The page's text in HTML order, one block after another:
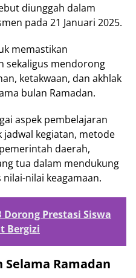
diunggah dalam
pada 21 Januari 2025.
memastikan
sekaligus mendorong
ketakwaan, dan akhlak
bulan Ramadan.
aspek pembelajaran
jadwal kegiatan, metode
daerah,
tua dalam mendukung
nilai keagamaan.
Dorong Prestasi Siswa
Bergizi
Ramadan